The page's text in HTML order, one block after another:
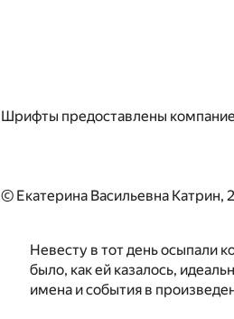
Шрифты предоставлены
© Екатерина Васильевна Катрин,
Невесту в тот день осыпали
было, как ей казалось,
имена и события в